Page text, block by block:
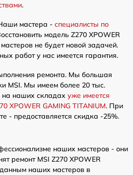
.
мастера - специалисты по
модель Z270 XPOWER
не будет новой задачей.
работ у нас имеется гарантия.
ремонта. Мы большая
MSI. Мы имеем более 20 тыс.
на наших складах уже имеется
XPOWER GAMING TITANIUM. При
- предоставляется скидка -25%.
наших мастеров - они
ремонт MSI Z270 XPOWER
наших мастеров в